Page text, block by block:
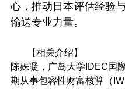
心，推动日本评估经验
输送专业力量。
【相关介绍】
陈姝凝，广岛大学IDEC国
期从事包容性财富核算（ IWI